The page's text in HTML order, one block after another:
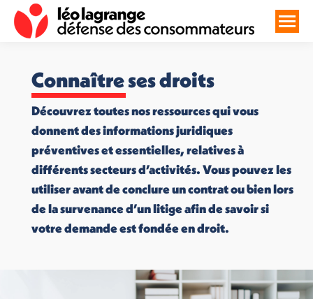
Connaître ses droits
Découvrez toutes nos ressources qui vous
donnent des informations juridiques
préventives et essentielles, relatives à
différents secteurs d’activités. Vous pouvez les
utiliser avant de conclure un contrat ou bien lors
de la survenance d’un litige afin de savoir si
votre demande est fondée en droit.